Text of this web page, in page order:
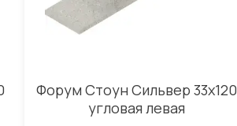
Форум Стоун Сильвер 33x120
угловая левая